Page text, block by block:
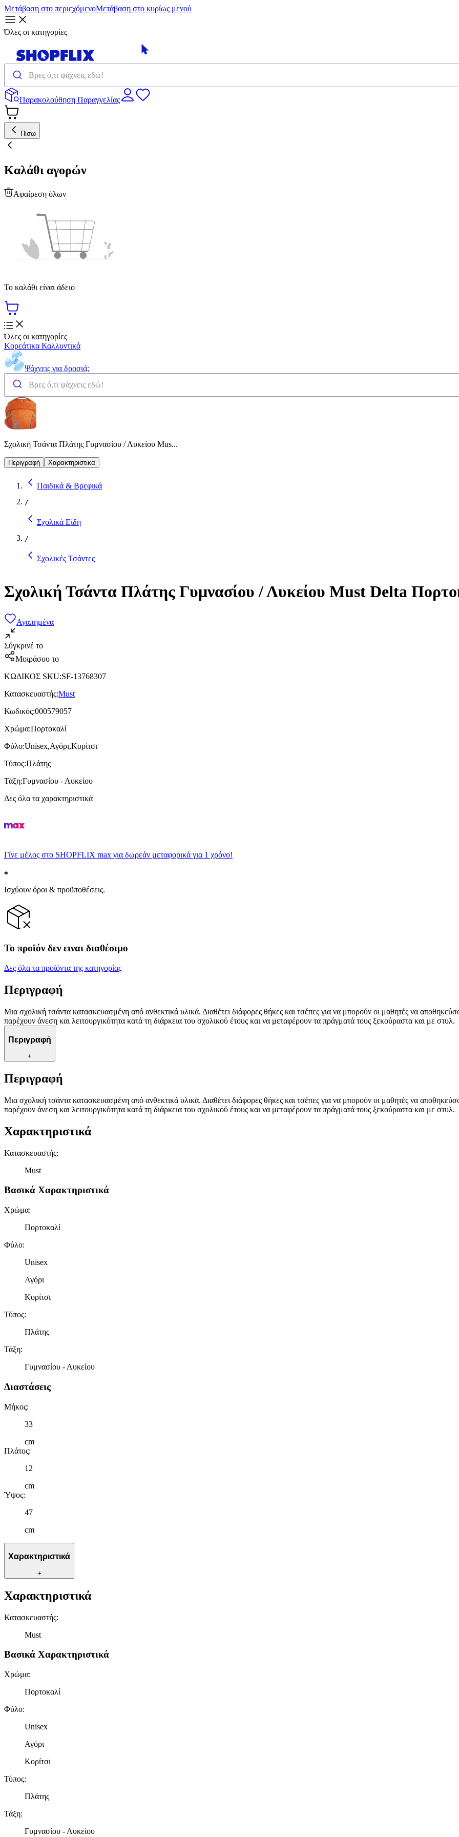
Μετάβαση στο περιεχόμενοΜετάβαση στο κυρίως μενού
Όλες οι κατηγορίες
Παρακολούθηση Παραγγελίας
Πίσω
Καλάθι αγορών
Αφαίρεση όλων
Το καλάθι είναι άδειο
Όλες οι κατηγορίες
Κορεάτικα Καλλυντικά
Ψάχνεις για δροσιά;
Σχολική Τσάντα Πλάτης Γυμνασίου / Λυκείου Mus...
Περιγραφή Χαρακτηριστικά
Παιδικά & Βρεφικά
/
Σχολικά Είδη
/
Σχολικές Τσάντες
Σχολική Τσάντα Πλάτης Γυμνασίου / Λυκείου Must Delta
Αγαπημένα
Σύγκρινέ το
Μοιράσου το
ΚΩΔΙΚΟΣ SKU:SF-13768307
Κατασκευαστής:Must
Κωδικός:000579057
Χρώμα:Πορτοκαλί
Φύλο:Unisex,Αγόρι,Κορίτσι
Τύπος:Πλάτης
Τάξη:Γυμνασίου - Λυκείου
Δες όλα τα χαρακτηριστικά
Γίνε μέλος στο SHOPFLIX max για δωρεάν μεταφορικά για 1 χρόνο!
Ισχύουν όροι & προϋποθέσεις.
Το προϊόν δεν ειναι διαθέσιμο
Δες όλα τα προϊόντα της κατηγορίας
Περιγραφή
Μια σχολική τσάντα κατασκευασμένη από ανθεκτικά υλικά. Διαθέτει διάφορες θήκες και τσέπες για να μπορούν οι μαθητές να
παρέχουν άνεση και λειτουργικότητα κατά τη διάρκεια του σχολικού έτους και να μεταφέρουν τα πράγματά τους ξεκούραστα και με στυλ.
Περιγραφή
+
Περιγραφή
Μια σχολική τσάντα κατασκευασμένη από ανθεκτικά υλικά. Διαθέτει διάφορες θήκες και τσέπες για να μπορούν οι μαθητές να
παρέχουν άνεση και λειτουργικότητα κατά τη διάρκεια του σχολικού έτους και να μεταφέρουν τα πράγματά τους ξεκούραστα και με στυλ.
Χαρακτηριστικά
Κατασκευαστής:
Must
Βασικά Χαρακτηριστικά
Χρώμα:
Πορτοκαλί
Φύλο:
Unisex
Αγόρι
Κορίτσι
Τύπος:
Πλάτης
Τάξη:
Γυμνασίου - Λυκείου
Διαστάσεις
Μήκος:
33
cm
Πλάτος:
12
cm
Ύψος:
47
cm
Χαρακτηριστικά
+
Χαρακτηριστικά
Κατασκευαστής:
Must
Βασικά Χαρακτηριστικά
Χρώμα:
Πορτοκαλί
Φύλο:
Unisex
Αγόρι
Κορίτσι
Τύπος:
Πλάτης
Τάξη:
Γυμνασίου - Λυκείου